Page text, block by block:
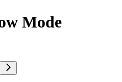
Mode